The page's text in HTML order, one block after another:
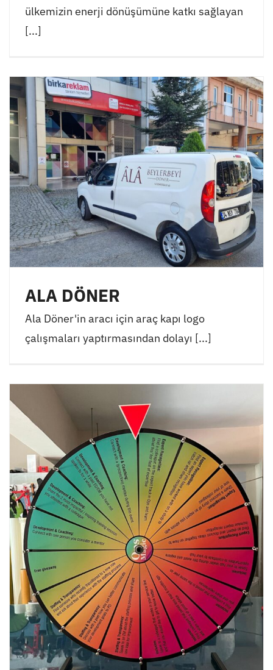
ülkemizin enerji dönüşümüne katkı sağlayan
[...]
ALA DÖNER
Ala Döner'in aracı için araç kapı logo
çalışmaları yaptırmasından dolayı [...]